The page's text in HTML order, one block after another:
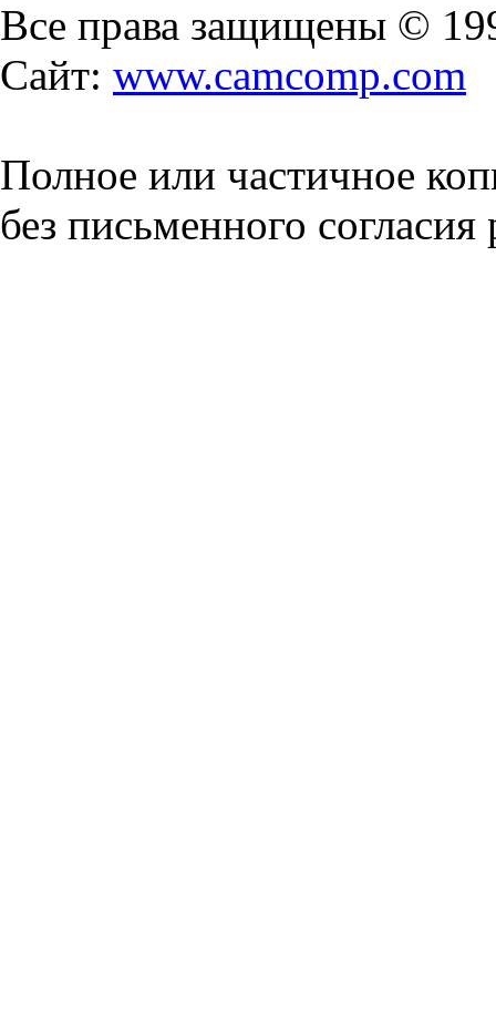
Все права защищены ©
Сайт: www.camcomp.com
Полное или частичное
без письменного